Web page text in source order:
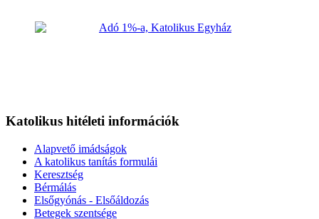
Katolikus hitéleti információk
Alapvető imádságok
A katolikus tanítás formulái
Keresztség
Bérmálás
Elsőgyónás - Elsőáldozás
Betegek szentsége